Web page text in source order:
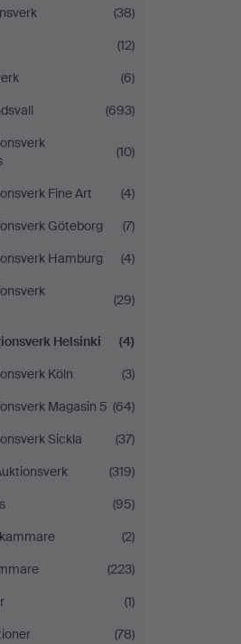
(38)
(12)
(6)
(693)
(10)
Fine Art
(4)
Göteborg
(7)
Hamburg
(4)
(29)
Helsinki
(4)
Köln
(3)
Magasin 5 (64)
Sickla
(37)
(319)
(95)
(2)
(223)
(1)
(78)